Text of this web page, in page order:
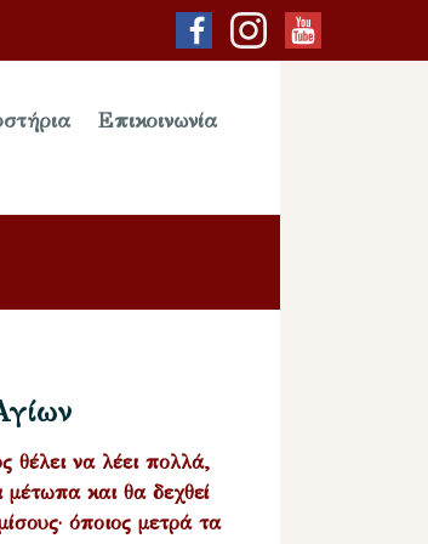
Επικοινωνία
θέλει να λέει πολλά,
μέτωπα και θα δεχθεί
όποιος μετρά τα